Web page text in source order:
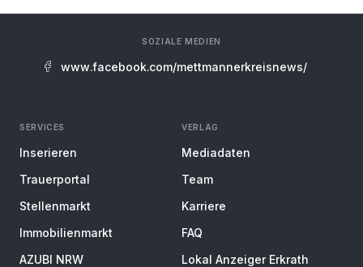
SOZIALE MEDIEN
www.facebook.com/mettmannerkreisnews/
SERVICES
Inserieren
Trauerportal
Stellenmarkt
Immobilienmarkt
AZUBI NRW
VERLAG
Mediadaten
Team
Karriere
FAQ
Lokal Anzeiger Erkrath